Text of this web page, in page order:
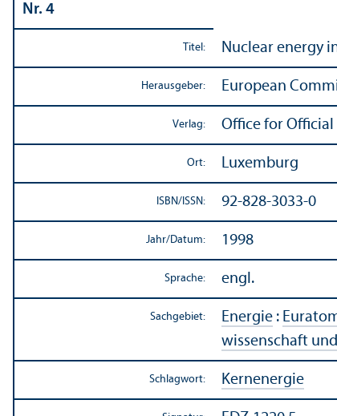
Nr. 4
Titel: Nuclear energy
Herausgeber: European
Verlag: Office for
Ort: Luxemburg
ISBN/ ISSN: 92-828-3033-0
Jahr/Datum: 1998
Sprache: engl.
Sachgebiet: Energie :
wissenschaft
Schlagwort: Kernenergie